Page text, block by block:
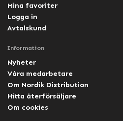
Mina favoriter
Logga in
Avtalskund
Information
Nyheter
Våra medarbetare
Om Nordik Distribution
Hitta återförsäljare
Om cookies